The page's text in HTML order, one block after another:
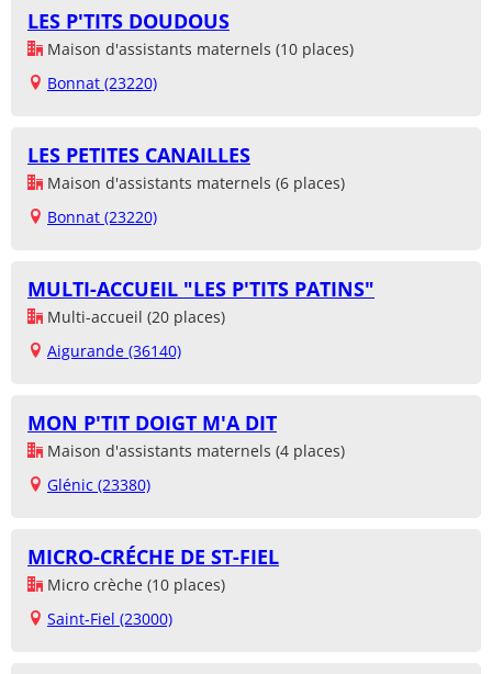
LES P'TITS DOUDOUS
Maison d'assistants maternels (10 places)
Bonnat (23220)
LES PETITES CANAILLES
Maison d'assistants maternels (6 places)
Bonnat (23220)
MULTI-ACCUEIL "LES P'TITS PATINS"
Multi-accueil (20 places)
Aigurande (36140)
MON P'TIT DOIGT M'A DIT
Maison d'assistants maternels (4 places)
Glénic (23380)
MICRO-CRÉCHE DE ST-FIEL
Micro crèche (10 places)
Saint-Fiel (23000)